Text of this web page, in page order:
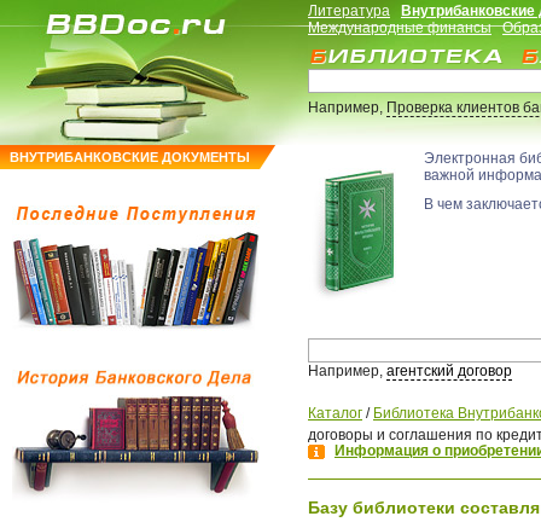
ВНУТРИБАНКОВСКИЕ ДОКУМЕНТЫ
Литература
Международные финансы
Например,Проверка клиентов
Электронная
важной
В чем
Например, агентский договор
Каталог / Библиотека
договоры и соглашения по
Информация о
Базу библиотеки